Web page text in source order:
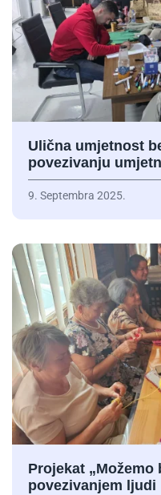
Ulična umjetnost
povezivanju
9. Septembra 2025.
Projekat „Možemo
povezivanjem ljudi